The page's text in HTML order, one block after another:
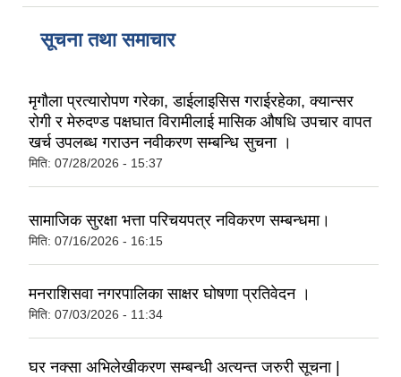
सूचना तथा समाचार
मृगौला प्रत्यारोपण गरेका, डाईलाइसिस गराईरहेका, क्यान्सर
रोगी र मेरुदण्ड पक्षघात विरामीलाई मासिक औषधि उपचार वापत
खर्च उपलब्ध गराउन नवीकरण सम्बन्धि सुचना ।
मिति: 07/28/2026 - 15:37
सामाजिक सुरक्षा भत्ता परिचयपत्र नविकरण सम्बन्धमा।
मिति: 07/16/2026 - 16:15
मनराशिसवा नगरपालिका साक्षर घोषणा प्रतिवेदन ।
मिति: 07/03/2026 - 11:34
घर नक्सा अभिलेखीकरण सम्बन्धी अत्यन्त जरुरी सूचना |